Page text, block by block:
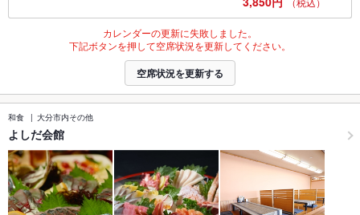
カレンダーの更新に失敗しました。
下記ボタンを押して空席状況を更新してください。
空席状況を更新する
和食 大分市内その他
よしだ会館